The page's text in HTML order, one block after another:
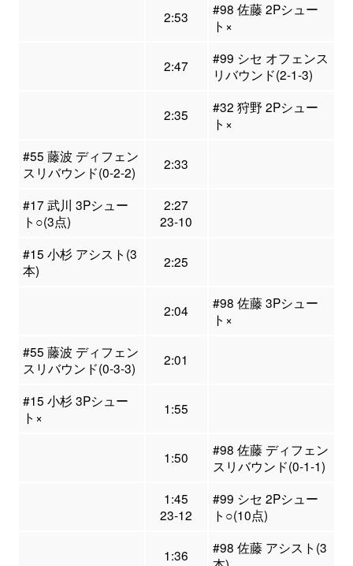
2:53
#98 佐藤 2Pシュー
ト×
2:47
#99 シセ オフェンス
リバウンド(2-1-3)
2:35
#32 狩野 2Pシュー
ト×
#55 藤波 ディフェン
スリバウンド(0-2-2)
2:33
#17 武川 3Pシュー
ト○(3点)
2:27
23-10
#15 小杉 アシスト(3
本)
2:25
2:04
#98 佐藤 3Pシュー
ト×
#55 藤波 ディフェン
スリバウンド(0-3-3)
2:01
#15 小杉 3Pシュー
ト×
1:55
1:50
#98 佐藤 ディフェン
スリバウンド(0-1-1)
1:45
23-12
#99 シセ 2Pシュー
ト○(10点)
1:36
#98 佐藤 アシスト(3